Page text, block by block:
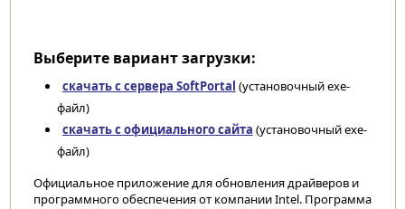
Выберите вариант загрузки:
скачать с сервера SoftPortal (установочный exe-
файл)
скачать с официального сайта (установочный exe-
файл)
Официальное приложение для обновления драйверов и
программного обеспечения от компании Intel. Программа